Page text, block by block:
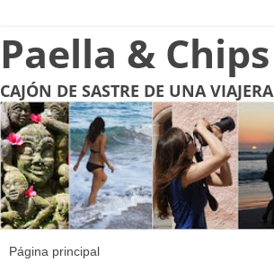
Paella & Chips
CAJÓN DE SASTRE DE UNA VIAJERA